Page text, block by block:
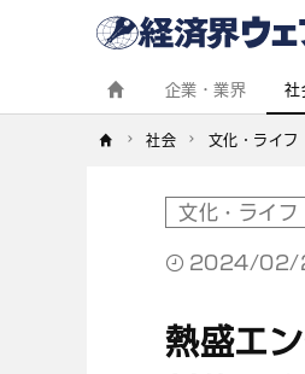
企業・業界 社
社会 文化・ライフ
文化・ライフ
2024/02/
熱盛エ